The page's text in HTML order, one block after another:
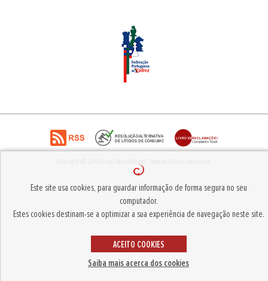
Este site usa cookies, para guardar informação de forma segura no seu
computador.
Estes cookies destinam-se a optimizar a sua experiência de navegação neste site.
ACEITO COOKIES
Saiba mais acerca dos cookies